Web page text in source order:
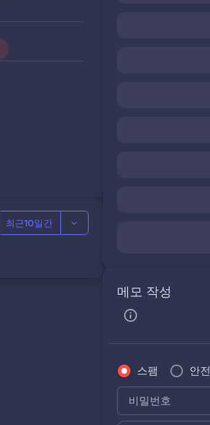
최근10일간
메모 작성
스팸 안전
비밀번호